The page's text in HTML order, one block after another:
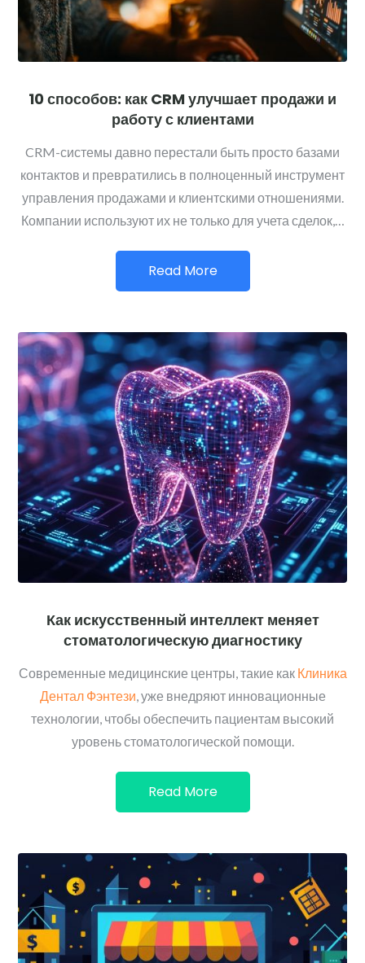
10 способов: как CRM улучшает продажи и
работу с клиентами
CRM-системы давно перестали быть просто базами
контактов и превратились в полноценный инструмент
управления продажами и клиентскими отношениями.
Компании используют их не только для учета сделок,…
Read More
Как искусственный интеллект меняет
стоматологическую диагностику
Современные медицинские центры, такие как Клиника
Дентал Фэнтези, уже внедряют инновационные
технологии, чтобы обеспечить пациентам высокий
уровень стоматологической помощи.
Read More